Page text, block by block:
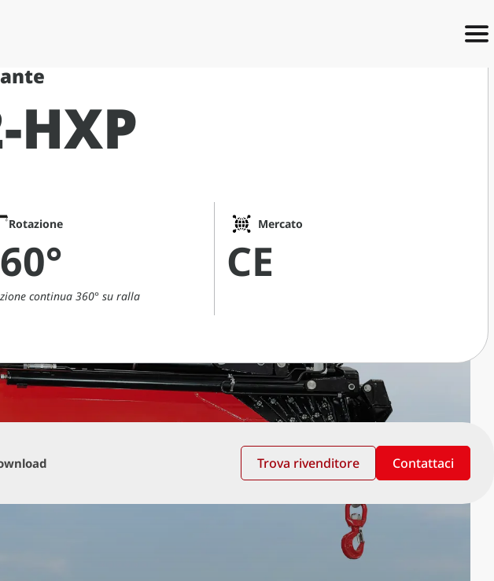
HXP
Rotazione
continua 360° su ralla
Mercato
CE
Trova rivenditore Contattaci